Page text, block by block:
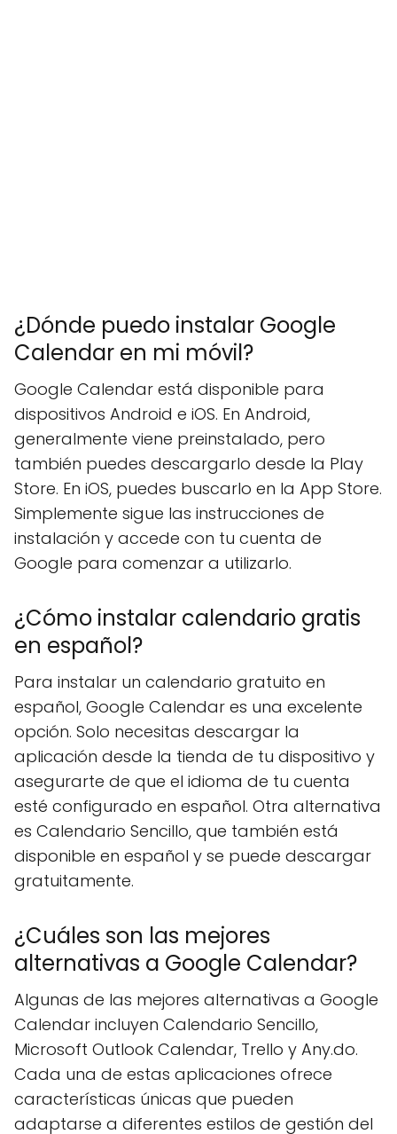
¿Dónde puedo instalar Google
Calendar en mi móvil?
Google Calendar está disponible para
dispositivos Android e iOS. En Android,
generalmente viene preinstalado, pero
también puedes descargarlo desde la Play
Store. En iOS, puedes buscarlo en la App Store.
Simplemente sigue las instrucciones de
instalación y accede con tu cuenta de
Google para comenzar a utilizarlo.
¿Cómo instalar calendario gratis
en español?
Para instalar un calendario gratuito en
español, Google Calendar es una excelente
opción. Solo necesitas descargar la
aplicación desde la tienda de tu dispositivo y
asegurarte de que el idioma de tu cuenta
esté configurado en español. Otra alternativa
es Calendario Sencillo, que también está
disponible en español y se puede descargar
gratuitamente.
¿Cuáles son las mejores
alternativas a Google Calendar?
Algunas de las mejores alternativas a Google
Calendar incluyen Calendario Sencillo,
Microsoft Outlook Calendar, Trello y Any.do.
Cada una de estas aplicaciones ofrece
características únicas que pueden
adaptarse a diferentes estilos de gestión del